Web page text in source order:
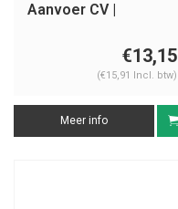
Aanvoer CV |
€13,15
(€15,91 Incl. btw)
Meer info